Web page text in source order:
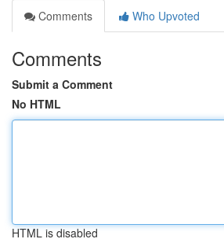
Comments
Who Upvoted
Comments
Submit a Comment
No HTML
HTML is disabled